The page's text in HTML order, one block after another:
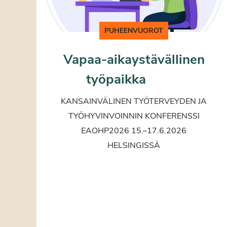
PUHEENVUOROT
Vapaa-aikaystävällinen
työpaikka
KANSAINVÄLINEN TYÖTERVEYDEN JA
TYÖHYVINVOINNIN KONFERENSSI
EAOHP2026 15.–17.6.2026
HELSINGISSÄ